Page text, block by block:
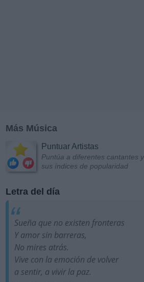
Más Música
Puntuar Artistas
Puntúa a diferentes cantantes
sus índices de popularidad
Letra del día
Sueña que no existen fronteras
Y amor sin barreras,
No mires atrás.
Vive con la emoción de volver
a sentir, a vivir la paz.